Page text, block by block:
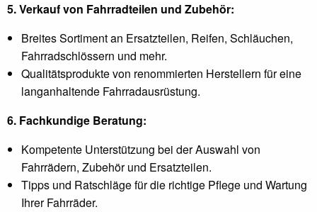
5. Verkauf von Fahrradteilen und Zubehör:
Breites Sortiment an Ersatzteilen, Reifen, Schläuchen,
Fahrradschlössern und mehr.
Qualitätsprodukte von renommierten Herstellern für eine
langanhaltende Fahrradausrüstung.
6. Fachkundige Beratung:
Kompetente Unterstützung bei der Auswahl von
Fahrrädern, Zubehör und Ersatzteilen.
Tipps und Ratschläge für die richtige Pflege und Wartung
Ihrer Fahrräder.